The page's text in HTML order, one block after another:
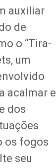
auxiliar
de
o “Tira-
um
acalmar e
dos
os fogos
seu